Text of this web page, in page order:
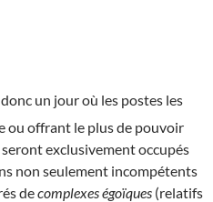
un jour où les postes les
ou offrant le plus de pouvoir
exclusivement occupés
non seulement incompétents
decomplexes égoïques (relatifs